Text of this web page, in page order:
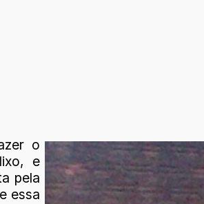
o
e
pela
essa